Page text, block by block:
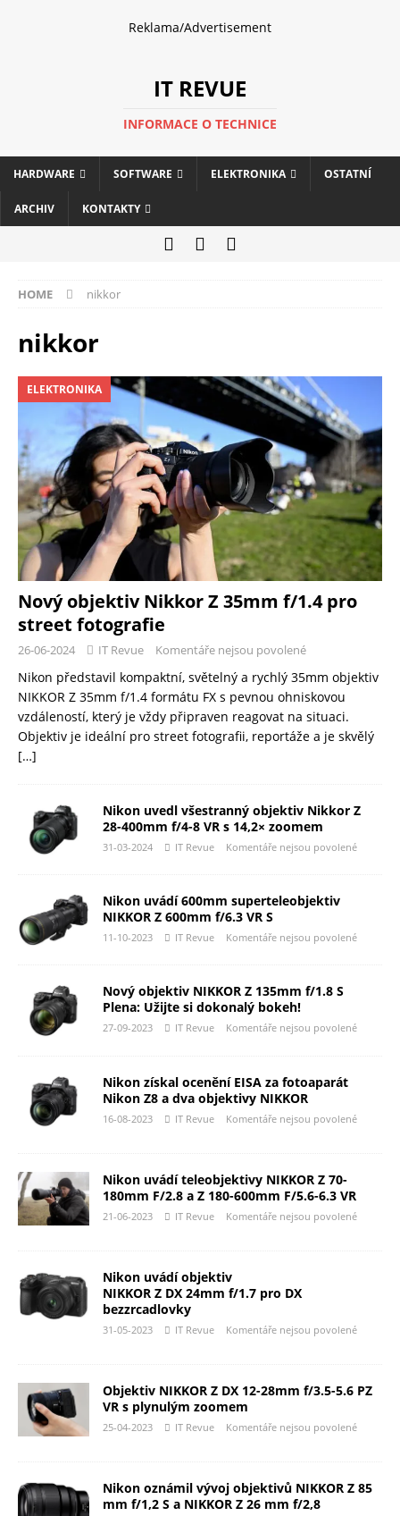
Reklama/Advertisement
IT REVUE
INFORMACE O TECHNICE
HARDWARE SOFTWARE ELEKTRONIKA OSTATNÍ
ARCHIV KONTAKTY
HOME nikkor
nikkor
ELEKTRONIKA
Nový objektiv Nikkor Z 35mm f/1.4 pro
street fotografie
26-06-2024 IT Revue Komentáře nejsou povolené
Nikon představil kompaktní, světelný a rychlý 35mm objektiv
NIKKOR Z 35mm f/1.4 formátu FX s pevnou ohniskovou
vzdáleností, který je vždy připraven reagovat na situaci.
Objektiv je ideální pro street fotografii, reportáže a je skvělý
[…]
Nikon uvedl všestranný objektiv Nikkor Z
28-400mm f/4-8 VR s 14,2× zoomem
31-03-2024 IT Revue Komentáře nejsou povolené
Nikon uvádí 600mm superteleobjektiv
NIKKOR Z 600mm f/6.3 VR S
11-10-2023 IT Revue Komentáře nejsou povolené
Nový objektiv NIKKOR Z 135mm f/1.8 S
Plena: Užijte si dokonalý bokeh!
27-09-2023 IT Revue Komentáře nejsou povolené
Nikon získal ocenění EISA za fotoaparát
Nikon Z8 a dva objektivy NIKKOR
16-08-2023 IT Revue Komentáře nejsou povolené
Nikon uvádí teleobjektivy NIKKOR Z 70-
180mm F/2.8 a Z 180-600mm F/5.6-6.3 VR
21-06-2023 IT Revue Komentáře nejsou povolené
Nikon uvádí objektiv
NIKKOR Z DX 24mm f/1.7 pro DX
bezzrcadlovky
31-05-2023 IT Revue Komentáře nejsou povolené
Objektiv NIKKOR Z DX 12-28mm f/3.5-5.6 PZ
VR s plynulým zoomem
25-04-2023 IT Revue Komentáře nejsou povolené
Nikon oznámil vývoj objektivů NIKKOR Z 85
mm f/1,2 S a NIKKOR Z 26 mm f/2,8